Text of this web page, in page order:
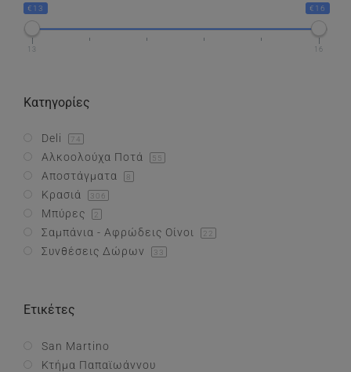
Συνθέσεις Δώρων
€13 €16
13 16
Κατηγορίες
Deli 74
Αλκοολούχα Ποτά 55
Αποστάγματα 8
Κρασιά 306
Μπύρες 2
Σαμπάνια - Αφρώδεις Οίνοι 22
Συνθέσεις Δώρων 33
Ετικέτες
San Martino
Κτήμα Παπαϊωάννου